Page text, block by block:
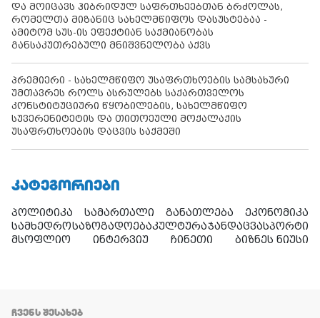
და მოიცავს ჰიბრიდულ საფრთხეებთან ბრძოლას,
რომელთა მიზანიც სახელმწიფოს დასუსტებაა -
ამიტომ სუს-ის ეფექტიან საქმიანობას
განსაკუთრებული მნიშვნელობა აქვს
პრემიერი - სახელმწიფო უსაფრთხოების სამსახური
უმთავრეს როლს ასრულებს საქართველოს
კონსტიტუციური წყობილების, სახელმწიფო
სუვერენიტეტის და თითოეული მოქალაქის
უსაფრთხოების დაცვის საქმეში
ᲙᲐᲢᲔᲒᲝᲠᲘᲔᲑᲘ
პოლიტიკა სამართალი განათლება
ეკონომიკა
სამხედროსაზოგადოებაკულტურაჯანდაცვასპორტი
მსოფლიო
ინტერვიუ ჩინეთი ბიზნეს ნიუსი
ᲩᲕᲔᲜᲡ ᲨᲔᲡᲐᲮᲔᲑ